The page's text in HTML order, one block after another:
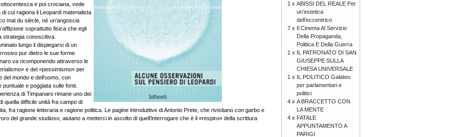
e poi crociana, vede
di cui ragiona il Leopardi materialista
mal du siècle, né un’angoscia
soprattutto fisica che egli
strategia conoscitiva.
lungo il dispiegarsi di un
pur dietro le sue forme
va ricomponendo attraverso le
e del «pessimismo» per
del mondo e dell’uomo, con
puntuale e poggiata sulle fonti.
di Timpanaro rimane uno dei
quella difficile unità fra campo di
fra ragione letteraria e ragione politica. Le pagine introduttive di Antonio Prete, che rivisitano con garbo e
del grande studioso, aiutano a metterci in ascolto di quell’interrogare che è il «respiro» della scrittura
1 x ABISSI DEL REALE Per
un’estetica
dell’eccentrico
7 x Il Cinema Al Servizio
Della Propaganda,
Politica E Della Guerra
1 x IL PATRONATO DI SAN
GIUSEPPE SULLA
CHIESA UNIVERSALE
1 x IL POLITICO Galateo
per parlamentari e
politici
4 x A BRACCETTO CON
LA MENTE
4 x FATALE
APPUNTAMENTO A
PARIGI